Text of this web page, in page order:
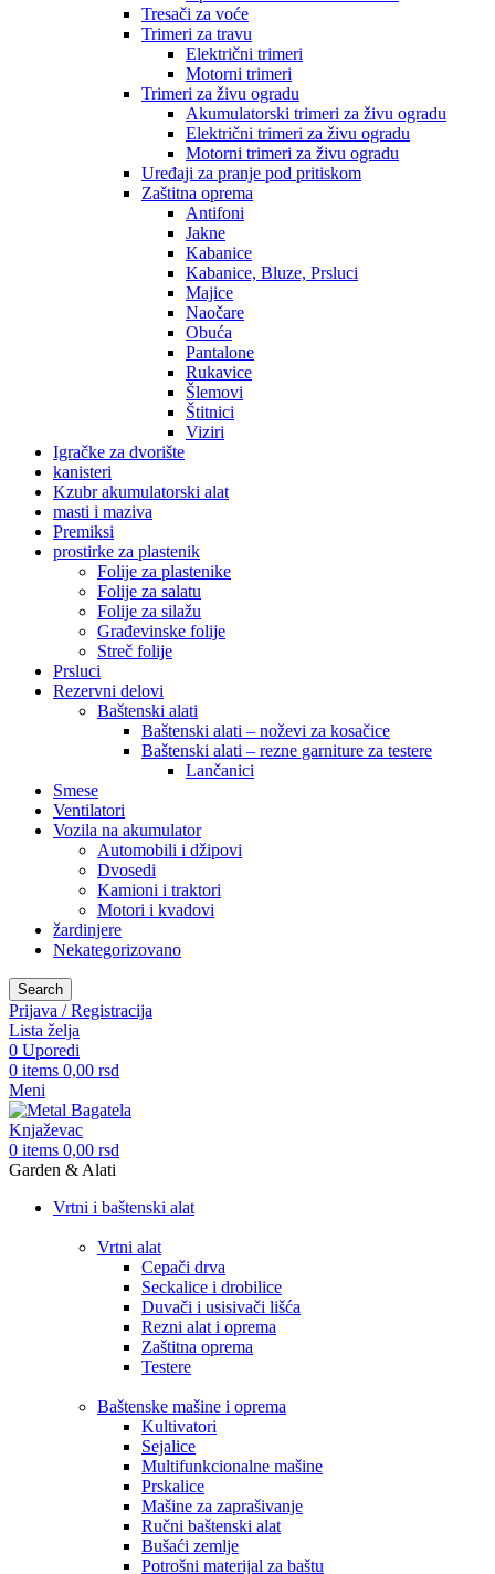
Tresači za voće
Trimeri za travu
Električni trimeri
Motorni trimeri
Trimeri za živu ogradu
Akumulatorski trimeri za živu ogradu
Električni trimeri za živu ogradu
Motorni trimeri za živu ogradu
Uređaji za pranje pod pritiskom
Zaštitna oprema
Antifoni
Jakne
Kabanice
Kabanice, Bluze, Prsluci
Majice
Naočare
Obuća
Pantalone
Rukavice
Šlemovi
Štitnici
Viziri
Igračke za dvorište
kanisteri
Kzubr akumulatorski alat
masti i maziva
Premiksi
prostirke za plastenik
Folije za plastenike
Folije za salatu
Folije za silažu
Građevinske folije
Streč folije
Prsluci
Rezervni delovi
Baštenski alati
Baštenski alati – noževi za kosačice
Baštenski alati – rezne garniture za testere
Lančanici
Smese
Ventilatori
Vozila na akumulator
Automobili i džipovi
Dvosedi
Kamioni i traktori
Motori i kvadovi
žardinjere
Nekategorizovano
Search
Prijava / Registracija
Lista želja
0 Uporedi
0 items 0,00 rsd
Meni
0 items 0,00 rsd
Garden & Alati
Vrtni i baštenski alat
Vrtni alat
Cepači drva
Seckalice i drobilice
Duvači i usisivači lišća
Rezni alat i oprema
Zaštitna oprema
Testere
Baštenske mašine i oprema
Kultivatori
Sejalice
Multifunkcionalne mašine
Prskalice
Mašine za zaprašivanje
Ručni baštenski alat
Bušaći zemlje
Potrošni materijal za baštu